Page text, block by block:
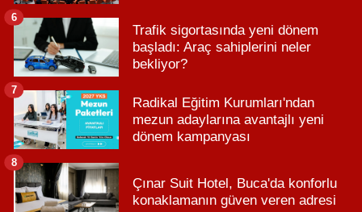
Trafik sigortasında yeni dönem
başladı: Araç sahiplerini neler
bekliyor?
6
Radikal Eğitim Kurumları'ndan
mezun adaylarına avantajlı yeni
dönem kampanyası
7
Çınar Suit Hotel, Buca'da konforlu
konaklamanın güven veren adresi
8